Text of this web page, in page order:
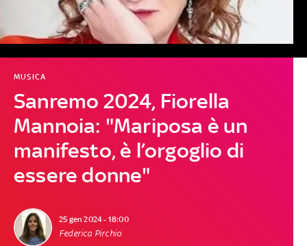
Sanremo 2024, Fiorella
Mannoia: "Mariposa è un
manifesto, è l’orgoglio di
essere donne"
MUSICA
25 gen 2024 - 18:00
Federica Pirchio